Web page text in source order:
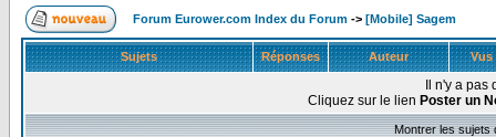
Forum Eurower.com Index du Forum -> [Mobile] Sagem
Sujets Réponses Auteur Vus
Il n'y a
Cliquez sur le lien Poster un
Montrer les sujets